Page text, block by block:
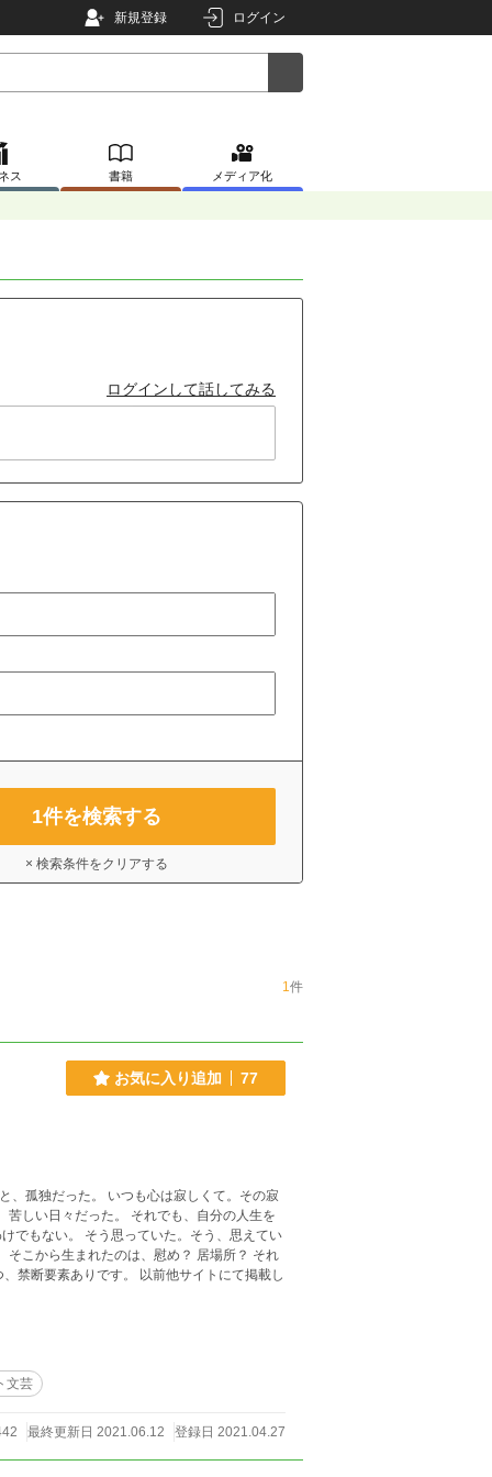
新規登録 ログイン
ス 書籍 メディア化
ログインして話してみる
1件を検索する
× 検索条件をクリアする
1件
お気に入り追加 77
そう、思えてい
文芸
最終更新日 2021.06.12 登録日 2021.04.27